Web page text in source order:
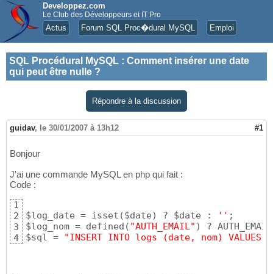
Developpez.com
Le Club des Développeurs et IT Pro
Actus Forum SQL Proc�dural MySQL Emploi
SQL Procédural MySQL : Comment insérer une date
qui peut être nulle ?
Répondre à la discussion
guidav, le 30/01/2007 à 13h12 #1
Bonjour
J'ai une commande MySQL en php qui fait :
Code :
1
2
3
4
$log_date = isset ($date) ? $date : '' ;
$log_nom = defined ( "AUTH_EMAIL" )
?
$sql =
"INSERT INTO logs (date, nom)